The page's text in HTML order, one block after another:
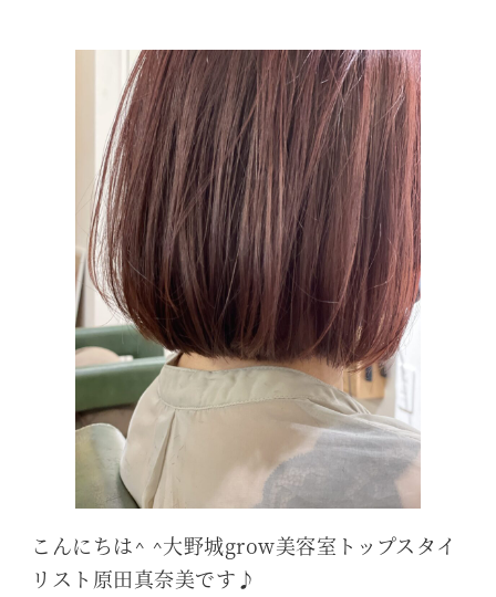
こんにちは^ ^大野城grow美容室トップスタイ
リスト原田真奈美です♪